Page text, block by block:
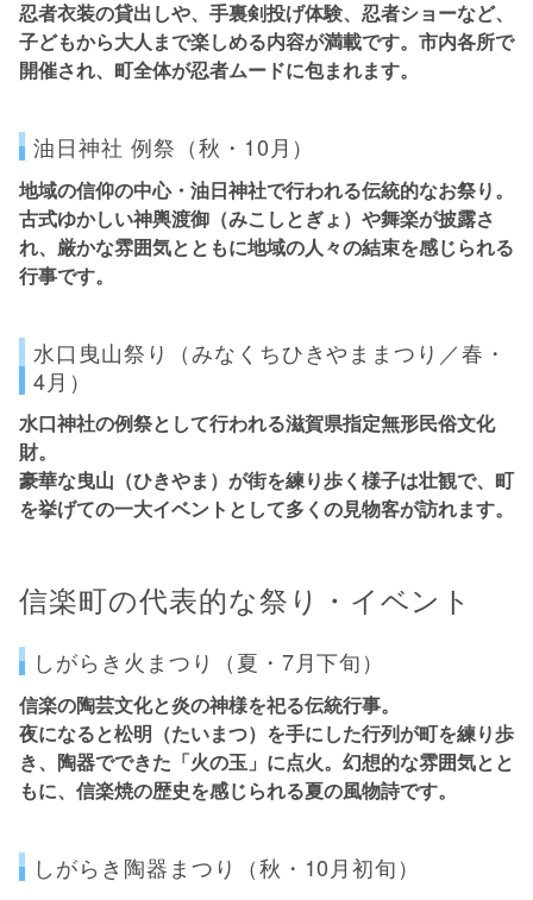
忍者衣装の貸出しや、手裏剣投げ体験、忍者ショーなど、
子どもから大人まで楽しめる内容が満載です。市内各所で
開催され、町全体が忍者ムードに包まれます。
油日神社 例祭（秋・10月）
地域の信仰の中心・油日神社で行われる伝統的なお祭り。
古式ゆかしい神輿渡御（みこしとぎょ）や舞楽が披露さ
れ、厳かな雰囲気とともに地域の人々の結束を感じられる
行事です。
水口曳山祭り（みなくちひきやままつり／春・
4月）
水口神社の例祭として行われる滋賀県指定無形民俗文化
財。
豪華な曳山（ひきやま）が街を練り歩く様子は壮観で、町
を挙げての一大イベントとして多くの見物客が訪れます。
信楽町の代表的な祭り・イベント
しがらき火まつり（夏・7月下旬）
信楽の陶芸文化と炎の神様を祀る伝統行事。
夜になると松明（たいまつ）を手にした行列が町を練り歩
き、陶器でできた「火の玉」に点火。幻想的な雰囲気とと
もに、信楽焼の歴史を感じられる夏の風物詩です。
しがらき陶器まつり（秋・10月初旬）